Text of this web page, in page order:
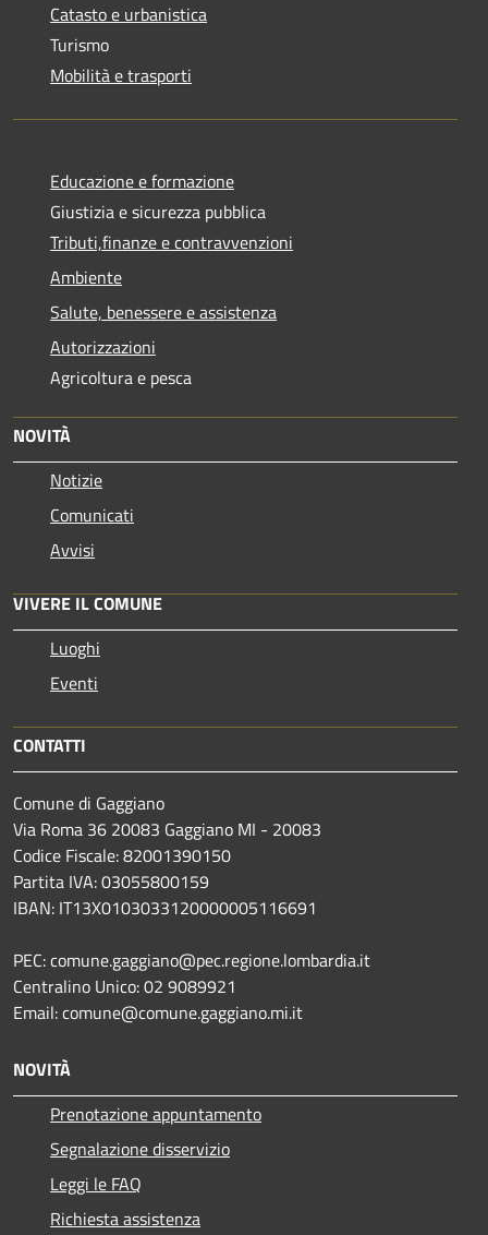
Catasto e urbanistica
Turismo
Mobilità e trasporti
Educazione e formazione
Giustizia e sicurezza pubblica
Tributi,finanze e contravvenzioni
Ambiente
Salute, benessere e assistenza
Autorizzazioni
Agricoltura e pesca
NOVITÀ
Notizie
Comunicati
Avvisi
VIVERE IL COMUNE
Luoghi
Eventi
CONTATTI
Comune di Gaggiano
Via Roma 36 20083 Gaggiano MI - 20083
Codice Fiscale: 82001390150
Partita IVA: 03055800159
IBAN: IT13X0103033120000005116691
PEC: comune.gaggiano@pec.regione.lombardia.it
Centralino Unico: 02 9089921
Email: comune@comune.gaggiano.mi.it
NOVITÀ
Prenotazione appuntamento
Segnalazione disservizio
Leggi le FAQ
Richiesta assistenza